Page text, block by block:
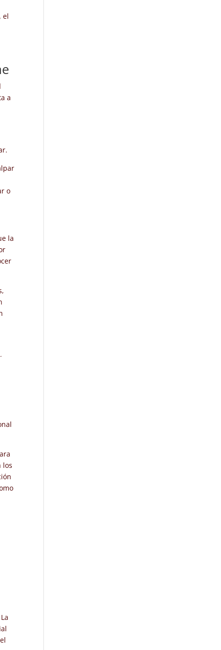
el
a
o
la
los